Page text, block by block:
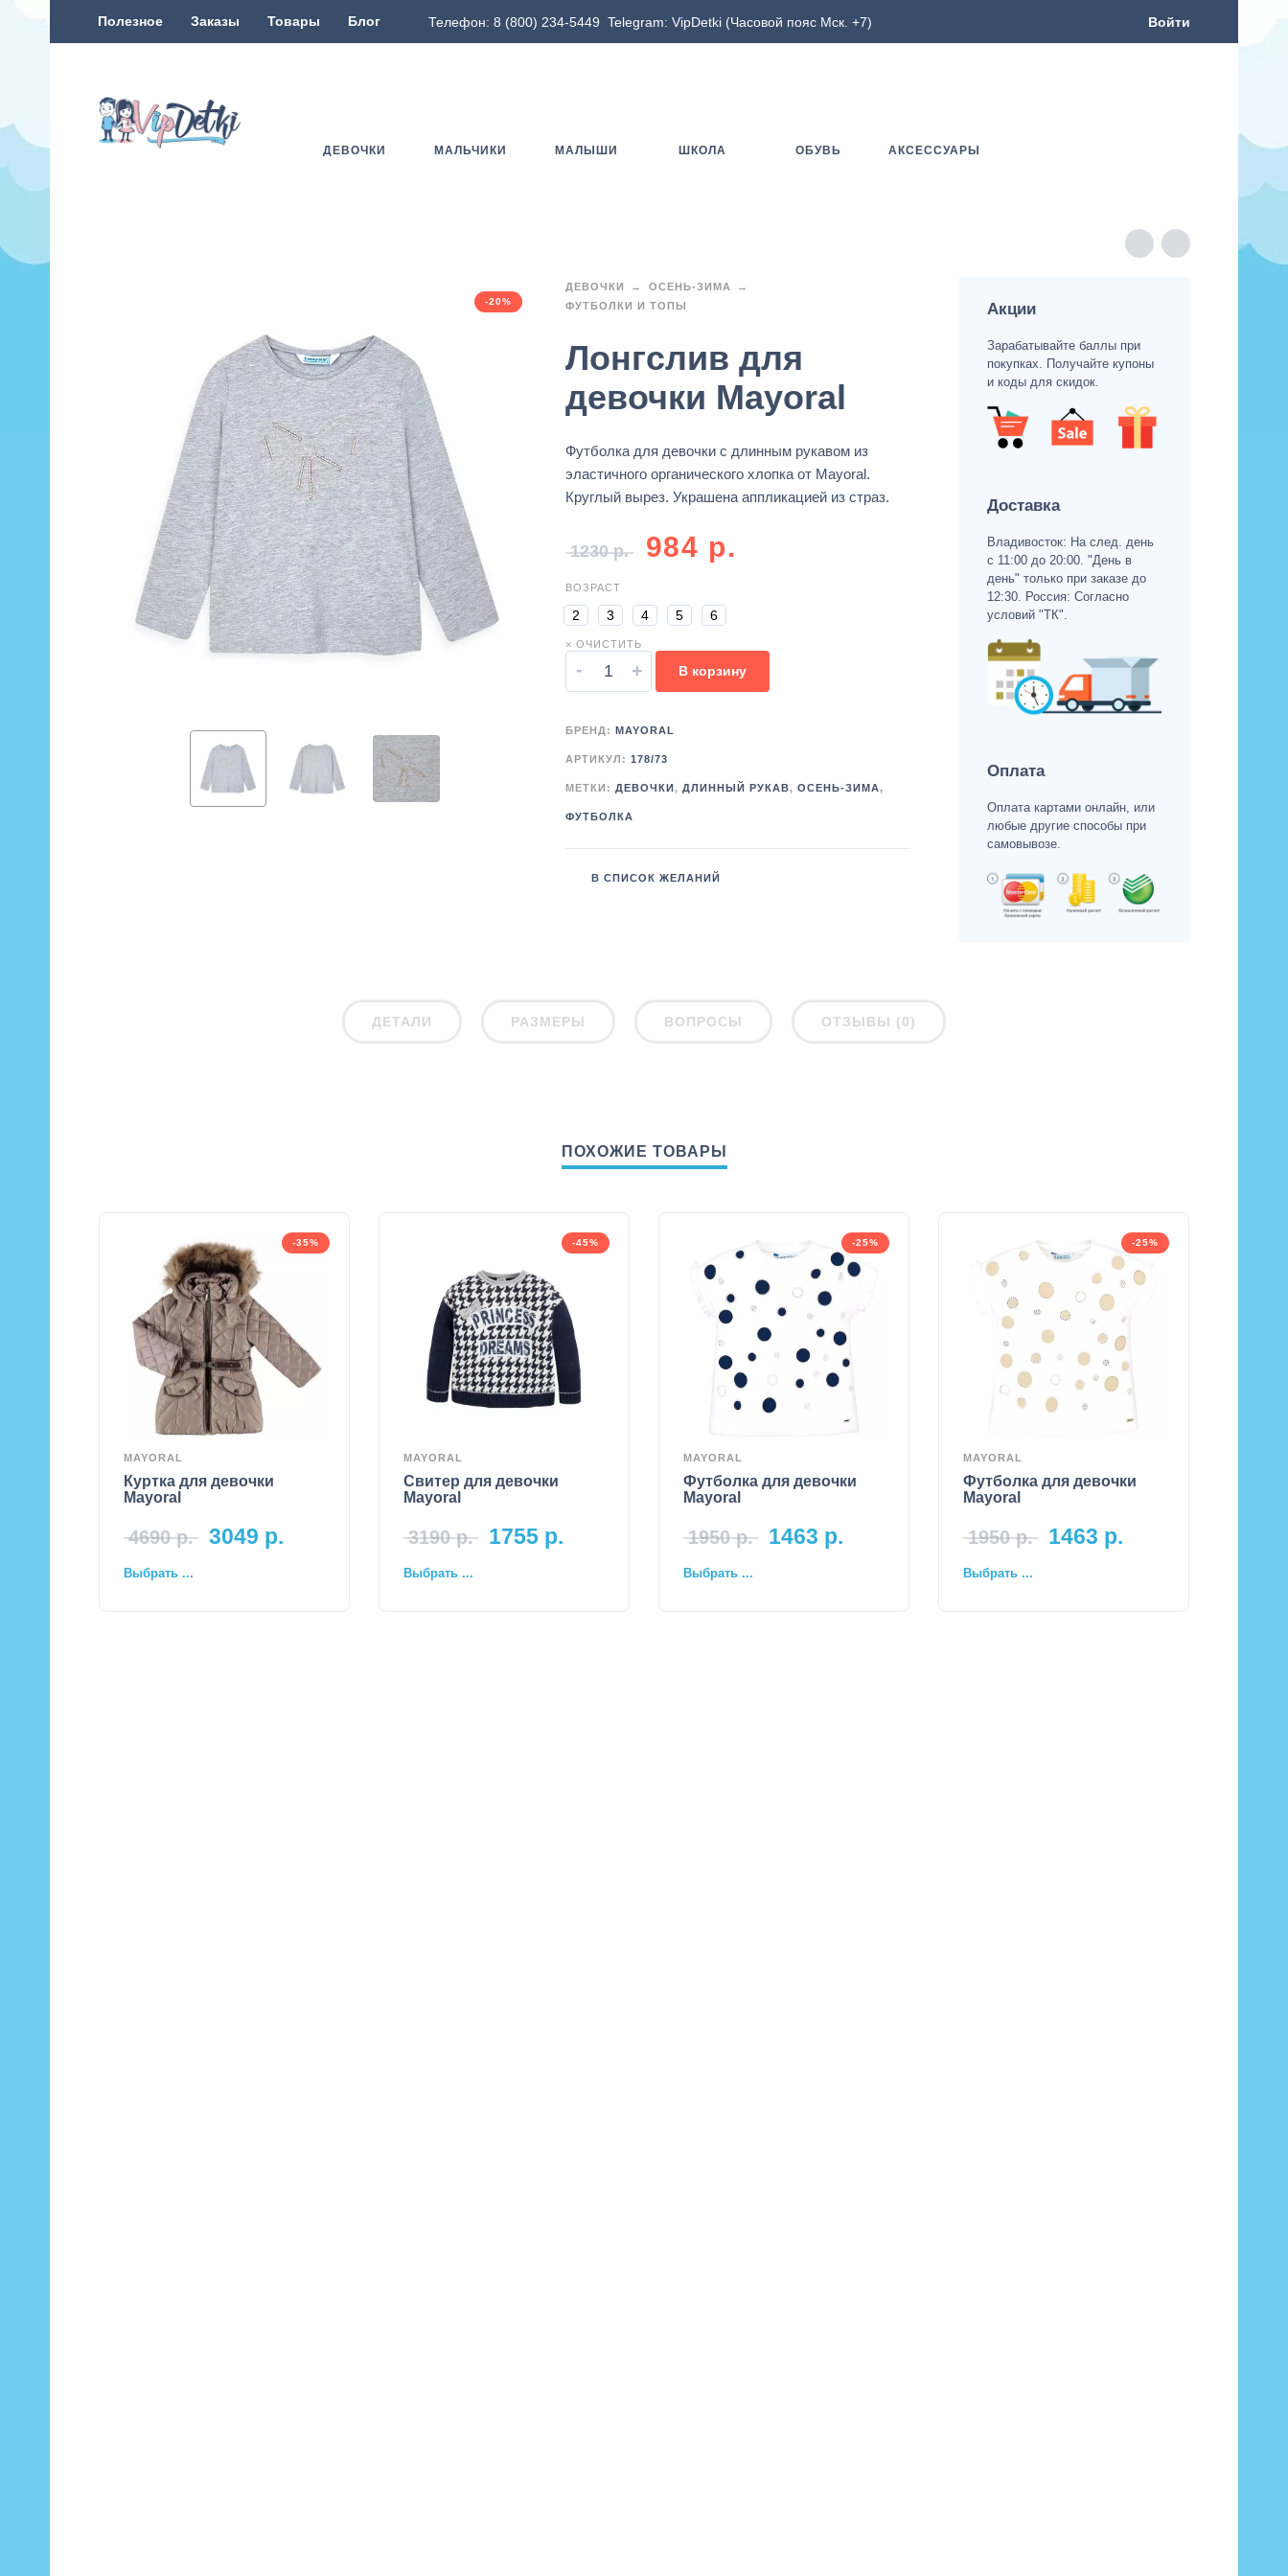
Полезное Заказы Товары Блог Телефон: 8 (800) 234-5449 Telegram: VipDetki (Часовой пояс Мск. +7) Войти
ДЕВОЧКИ МАЛЬЧИКИ МАЛЫШИ ШКОЛА ОБУВЬ АКСЕССУАРЫ
-20%
ДЕВОЧКИ
ОСЕНЬ-ЗИМА
ФУТБОЛКИ И ТОПЫ
Лонгслив для
девочки Mayoral
Футболка для девочки с длинным рукавом из
эластичного органического хлопка от Mayoral.
Круглый вырез. Украшена аппликацией из страз.
1230р. 984 р.
ВОЗРАСТ
2 3 4 5 6
× ОЧИСТИТЬ
- + В корзину
БРЕНД: MAYORAL
АРТИКУЛ: 178/73
МЕТКИ: ДЕВОЧКИ , ДЛИННЫЙ РУКАВ, ОСЕНЬ-ЗИМА,
ФУТБОЛКА
В СПИСОК ЖЕЛАНИЙ
Акции
Зарабатывайте баллы при
покупках. Получайте купоны
и коды для скидок.
Доставка
Владивосток: На след. день
с 11:00 до 20:00. "День в
день" только при заказе до
12:30. Россия: Согласно
условий "ТК".
Оплата
Оплата картами онлайн, или
любые другие способы при
самовывозе.
ДЕТАЛИ РАЗМЕРЫ ВОПРОСЫ ОТЗЫВЫ (0)
ПОХОЖИЕ ТОВАРЫ
-35%
MAYORAL
Куртка для девочки
Mayoral
4690р. 3049 р.
Выбрать ...
-45%
MAYORAL
Свитер для девочки
Mayoral
3190р. 1755 р.
Выбрать ...
-25%
MAYORAL
Футболка для девочки
Mayoral
1950р. 1463 р.
Выбрать ...
-25%
MAYORAL
Футболка для девочки
Mayoral
1950р. 1463 р.
Выбрать ...